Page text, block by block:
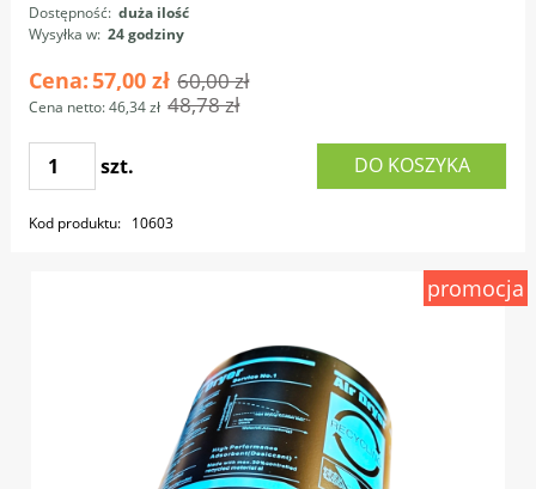
promocja
Dostępność: duża ilość
Wysyłka w: 24 godziny
Cena:57,00 zł 60,00 zł
Cena netto:46,34 zł 48,78 zł
szt. DO KOSZYKA
Kod produktu: 10603